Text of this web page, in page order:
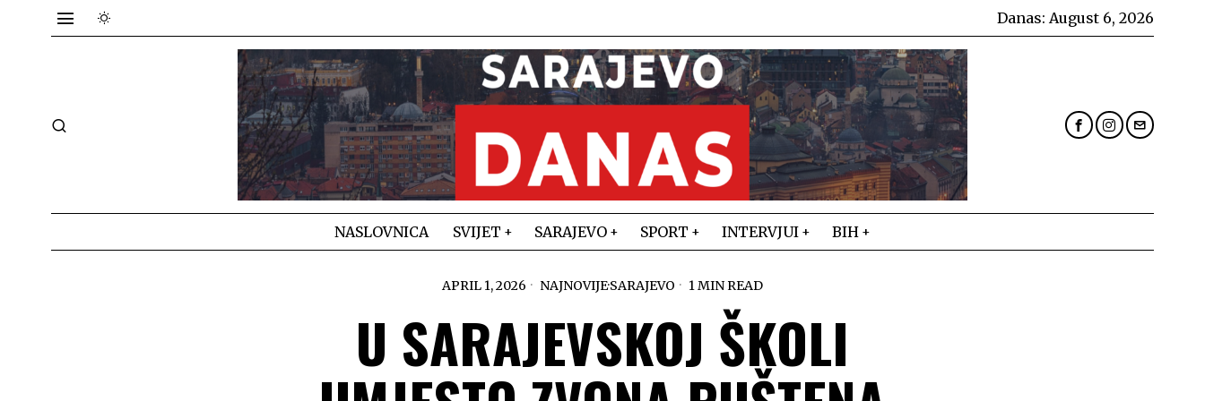
Danas: August 6, 2026
NASLOVNICA SVIJET SARAJEVO SPORT INTERVJUI BIH
APRIL 1, 2026 NAJNOVIJE·SARAJEVO 1 MIN READ
U SARAJEVSKOJ ŠKOLI